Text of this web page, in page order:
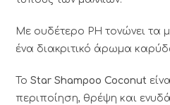
Με ουδέτερο PH τονώνει τα
ένα διακριτικό άρωμα
Το Star Shampoo Coconut
περιποίηση, θρέψη και